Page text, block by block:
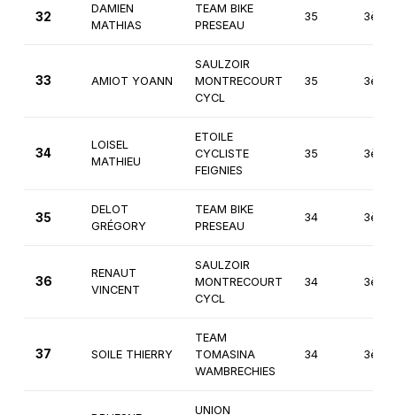
32
DAMIEN
MATHIAS
TEAM BIKE
PRESEAU
35 3ème
33 AMIOT YOANN
SAULZOIR
MONTRECOURT
CYCL
35 3ème
34
LOISEL
MATHIEU
ETOILE
CYCLISTE
FEIGNIES
35 3ème
35
DELOT
GRÉGORY
TEAM BIKE
PRESEAU
34 3ème
36
RENAUT
VINCENT
SAULZOIR
MONTRECOURT
CYCL
34 3ème
37 SOILE THIERRY
TEAM
TOMASINA
WAMBRECHIES
34 3ème
UNION